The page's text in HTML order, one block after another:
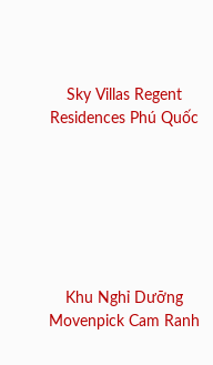
Sky Villas Regent
Residences Phú Quốc
Khu Nghỉ Dưỡng
Movenpick Cam Ranh